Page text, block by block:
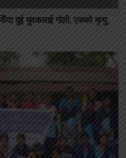
दुई युवकलाई गोली, एकको मृत्यु,